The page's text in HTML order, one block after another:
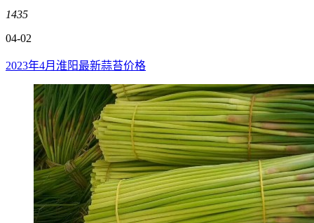
1435
04-02
2023年4月淮阳最新蒜苔价格